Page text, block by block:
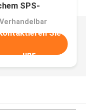
SPS-
Sie
uns